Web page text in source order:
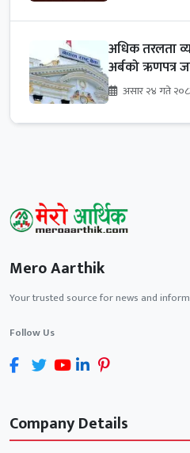
अधिक तरलता
अर्बको ऋणपत्र
असार २४ गते
Mero Aarthik
Your trusted source for news and
Follow Us
Company Details